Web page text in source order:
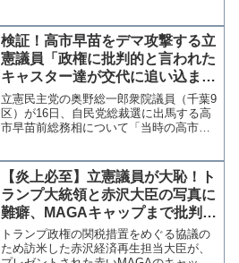
フェイクニュースで、実際はまったく逆
の意味であったことを田村...
検証！高市早苗をデマ攻撃する立
憲議員「政権に批判的と言われた
キャスター達が交代に追い込まれ
た」→証拠は？のツッコミ殺到
立憲民主党の奥野総一郎衆院議員（千葉9
区）が16日、自民党総裁選に出馬する高
市早苗前総務相について「当時の高市総
ー達が交代に追い込まれた」とツイッタ
ーで批判した。放送法...
【炎上必至】立憲議員が大恥！ト
ランプ大統領と赤沢大臣の写真に
難癖、MAGAキャップまで批判→
外交儀礼の常識でした【KSLチャ
ンネル】
トランプ政権の関税措置をめぐる協議の
ため訪米した赤沢経済再生担当大臣が、